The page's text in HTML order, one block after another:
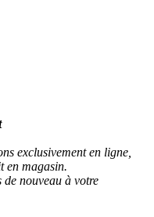
exclusivement en ligne,
en magasin.
nouveau à votre